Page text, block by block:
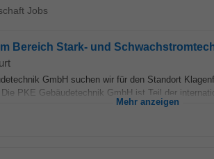
Jobs
Bereich Stark- und
GmbH suchen wir für den Standort
PKE Gebäudetechnik GmbH ist Teil der
Mehr anzeigen